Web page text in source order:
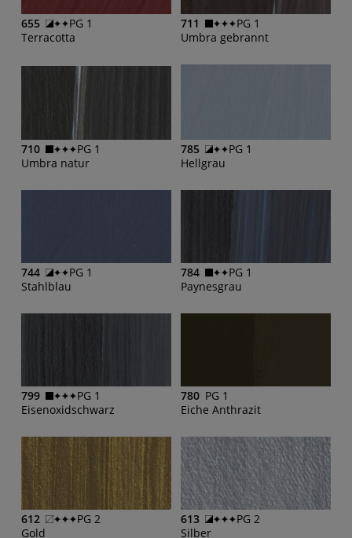
655
PG 1
Terracotta
711
PG 1
Umbra gebrannt
710
PG 1
Umbra natur
785
PG 1
Hellgrau
744
PG 1
Stahlblau
784
PG 1
Paynesgrau
799
PG 1
Eisenoxidschwarz
780 PG 1
Eiche Anthrazit
612
PG 2
Gold
613
PG 2
Silber